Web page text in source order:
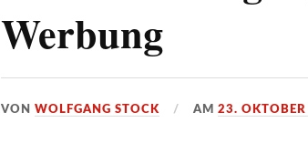
Werbung
VONWOLFGANG STOCK AM23.